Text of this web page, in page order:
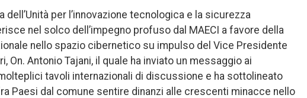
dell’Unità per l’innovazione tecnologica e la sicurezza
nel solco dell’impegno profuso dal MAECI a favore della
nello spazio cibernetico su impulso del Vice Presidente
On. Antonio Tajani, il quale ha inviato un messaggio ai
tavoli internazionali di discussione e ha sottolineato
Paesi dal comune sentire dinanzi alle crescenti minacce nello